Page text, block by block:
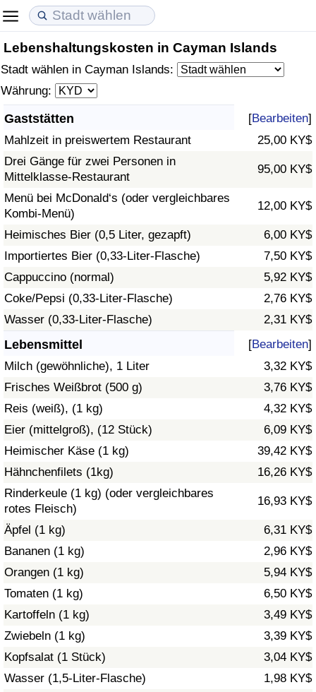
Lebenshaltungskosten in Cayman Islands
Stadt wählen in Cayman Islands:
Währung:
Gaststätten [Bearbeiten]
Mahlzeit in preiswertem Restaurant
25,00 KY$
Drei Gänge für zwei Personen in
Mittelklasse-Restaurant
95,00 KY$
Menü bei McDonald‘s (oder vergleichbares
Kombi-Menü)
12,00 KY$
Heimisches Bier (0,5 Liter, gezapft)
6,00 KY$
Importiertes Bier (0,33-Liter-Flasche)
7,50 KY$
Cappuccino (normal)
5,92 KY$
Coke/Pepsi (0,33-Liter-Flasche)
2,76 KY$
Wasser (0,33-Liter-Flasche)
2,31 KY$
Lebensmittel [Bearbeiten]
Milch (gewöhnliche), 1 Liter
3,32 KY$
Frisches Weißbrot (500 g)
3,76 KY$
Reis (weiß), (1 kg)
4,32 KY$
Eier (mittelgroß), (12 Stück)
6,09 KY$
Heimischer Käse (1 kg)
39,42 KY$
Hähnchenfilets (1kg)
16,26 KY$
Rinderkeule (1 kg) (oder vergleichbares
rotes Fleisch)
16,93 KY$
Äpfel (1 kg)
6,31 KY$
Bananen (1 kg)
2,96 KY$
Orangen (1 kg)
5,94 KY$
Tomaten (1 kg)
6,50 KY$
Kartoffeln (1 kg)
3,49 KY$
Zwiebeln (1 kg)
3,39 KY$
Kopfsalat (1 Stück)
3,04 KY$
Wasser (1,5-Liter-Flasche)
1,98 KY$
Lebenshaltungskosten
Lebenshaltungskosten-Index (aktuell)
Lebenshaltungskosten-Index
Lebenshaltungskosten-Index nach Land
in Akaba
Immobilienpreise
Immobilienpreis-Index (aktuell)
Immobilienpreis-Index
Immobilienpreis-Index nach Land
Lebensqualität
Lebensqualität-Index
Lebensqualität-Index (aktuell)
Lebensqualitätsindex nach Land
Kriminalität
Kriminalitäts-Index (aktuell)
Kriminalitäts-Index
Kriminalitätsindex nach Land
Gesundheitsversorgung
Gesundheitsversorgungs-Index (aktuell)
Gesundheitsversorgungs-Index
Gesundheitsversorgungs-Index nach Land
Umweltverschmutzung
Verschmutzungsindex
Umweltverschmutzungs-Index nach Land
Verkehr
Verkehrs-Index